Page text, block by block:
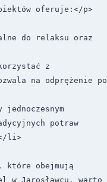
oferuje:</p>
do relaksu oraz
z
na odprężenie po
potraw
li>
które obejmują
w Jarosławcu, warto